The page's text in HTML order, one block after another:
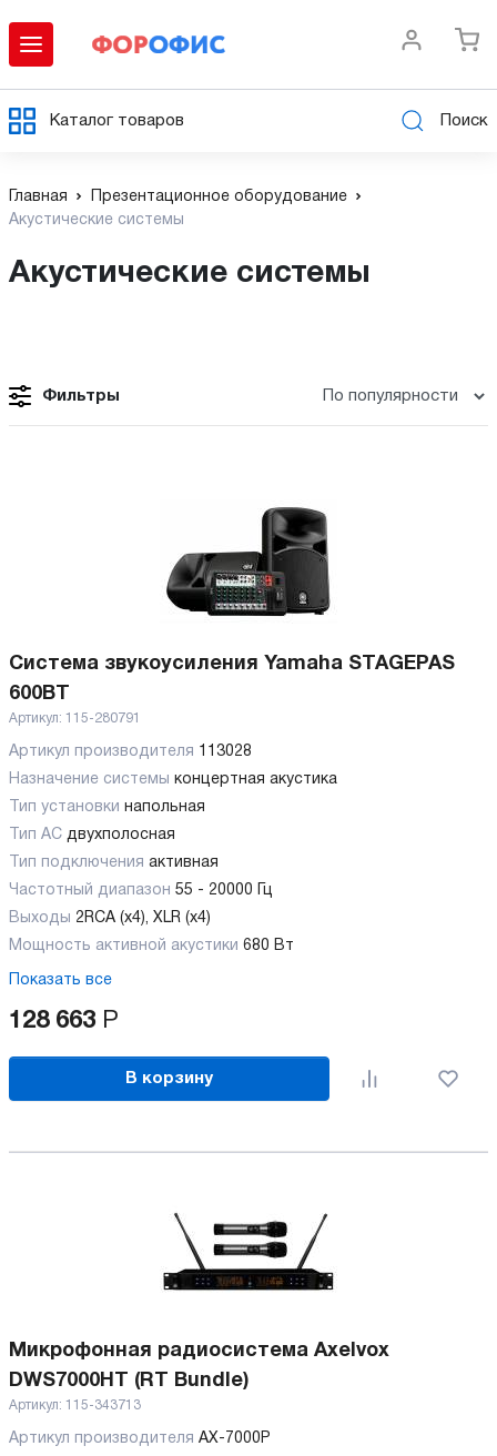
Каталог товаров Поиск
Главная
Презентационное оборудование
Акустические системы
Акустические системы
Фильтры
Система звукоусиления Yamaha STAGEPAS
600BT
Артикул: 115-280791
Артикул производителя 113028
Назначение системы концертная акустика
Тип установки напольная
Тип АС двухполосная
Тип подключения активная
Частотный диапазон 55 - 20000 Гц
Выходы 2RCA (х4), XLR (х4)
Мощность активной акустики 680 Вт
Показать все
128 663 Р
В корзину
Микрофонная радиосистема Axelvox
DWS7000HT (RT Bundle)
Артикул: 115-343713
Артикул производителя AX-7000P